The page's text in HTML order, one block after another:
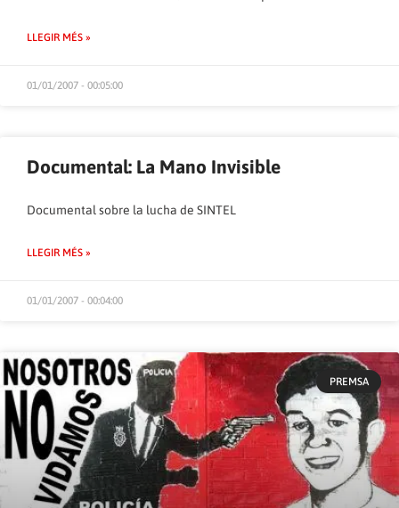
LLEGIR MÉS »
01/01/2007 - 00:05:00
Documental: La Mano Invisible
Documental sobre la lucha de SINTEL
LLEGIR MÉS »
01/01/2007 - 00:04:00
PREMSA